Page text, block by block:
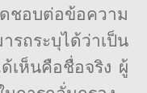
ชอบต่อข้อความ
ถระบุได้ว่าเป็น
เห็นคือชื่อจริง ผู้